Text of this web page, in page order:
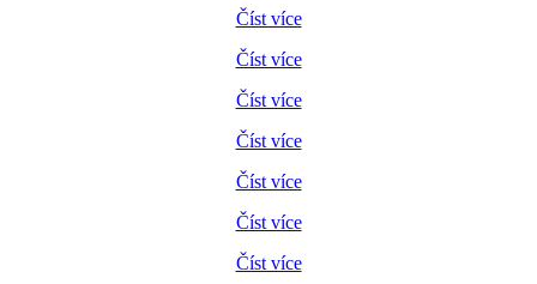
Číst více
Číst více
Číst více
Číst více
Číst více
Číst více
Číst více